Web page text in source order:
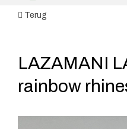
Terug
LAZAMANI
rainbow